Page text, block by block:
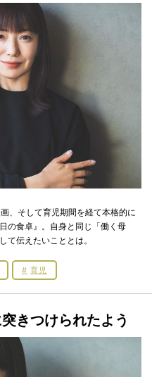
、そして育児期間を経て本格的に
の食卓』。自身と同じ「働く母
て伝えたいこととは。
育児
きつけられたよう